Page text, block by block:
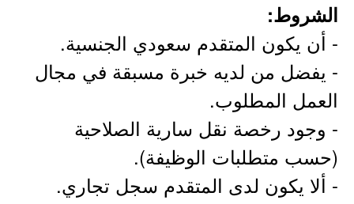
الشروط:
- أن يكون المتقدم سعودي الجنسية.
- يفضل من لديه خبرة مسبقة في مجال
العمل المطلوب.
- وجود رخصة نقل سارية الصلاحية
(حسب متطلبات الوظيفة).
- ألا يكون لدى المتقدم سجل تجاري.